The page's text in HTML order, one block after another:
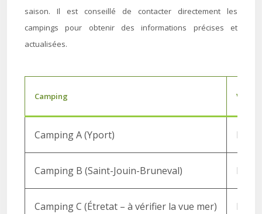
saison. Il est conseillé de contacter directement les
campings pour obtenir des informations précises et
actualisées.
Camping Vue
Camping A (Yport)
Camping B (Saint-Jouin-Bruneval)
Camping C (Étretat – à vérifier la vue mer)